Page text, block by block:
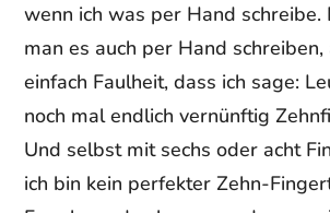
wenn ich was per Hand schreibe.
man es auch per Hand
einfach Faulheit, dass ich sage:
noch mal endlich vernünftig
Und selbst mit sechs oder acht
ich bin kein perfekter Zehn-